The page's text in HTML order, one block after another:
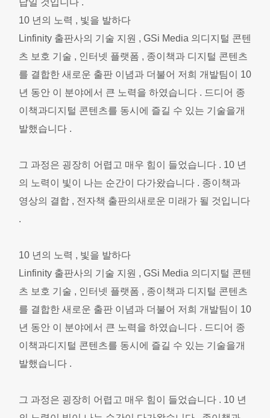
10 년의 노력 , 빛을 발하다
Linfinity 출판사의 기술 지원 , GSi Media 의디지털 콘텐
츠 보호 기술 , 인터넷 플랫폼 , 종이책과 디지털 콘텐츠
를 결합한 새로운 출판 이념과 더불어 저희 개발팀이 10
년 동안 이 분야에서 큰 노력을 하였습니다 . 드디어 종
이책과디지털 콘텐츠를 동시에 즐길 수 있는 기술을개
발했습니다 .
그 과정은 굉장히 어렵고 매우 힘이 들었습니다 . 10 년
의 노력이 빛이 나는 순간이 다가왔습니다 . 종이책과
영상의 결합 , 전자책 출판의새로운 미래가 될 것입니다
.
10 년의 노력 , 빛을 발하다
Linfinity 출판사의 기술 지원 , GSi Media 의디지털 콘텐
츠 보호 기술 , 인터넷 플랫폼 , 종이책과 디지털 콘텐츠
를 결합한 새로운 출판 이념과 더불어 저희 개발팀이 10
년 동안 이 분야에서 큰 노력을 하였습니다 . 드디어 종
이책과디지털 콘텐츠를 동시에 즐길 수 있는 기술을개
발했습니다 .
그 과정은 굉장히 어렵고 매우 힘이 들었습니다 . 10 년